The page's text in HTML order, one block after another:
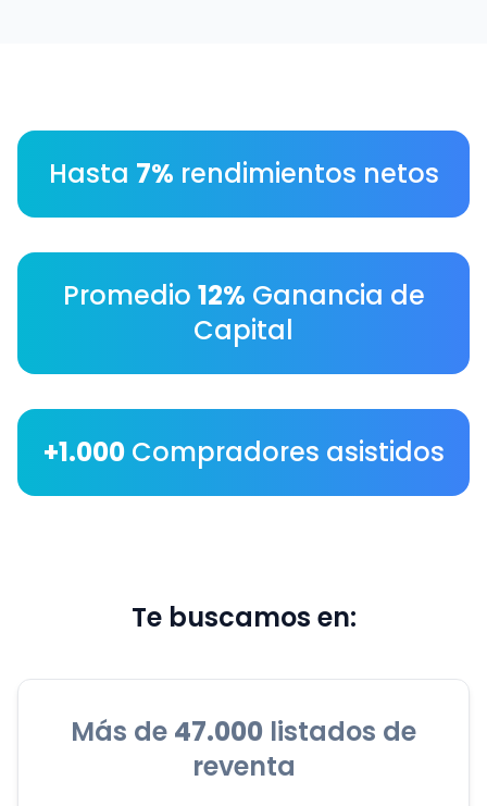
Hasta 7% rendimientos netos
Promedio 12% Ganancia de
Capital
+1.000Compradores asistidos
Te buscamos en:
Más de 47.000 listados de
reventa